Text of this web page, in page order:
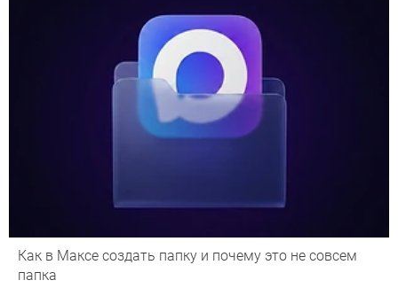
Как в Максе создать папку и почему это не совсем
папка